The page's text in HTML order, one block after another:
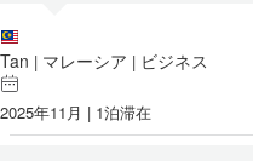
Tan | マレーシア | ビジネス
2025年11月 | 1泊滞在